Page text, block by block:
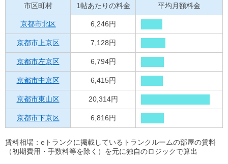
市区町村 1帖あたりの料金 平均月額料金
京都市北区 6,246円
京都市上京区 7,128円
京都市左京区 6,794円
京都市中京区 6,415円
京都市東山区 20,314円
京都市下京区 6,816円
賃料相場：eトランクに掲載しているトランクルームの部屋の賃料
（初期費用・手数料等を除く）を元に独自のロジックで算出